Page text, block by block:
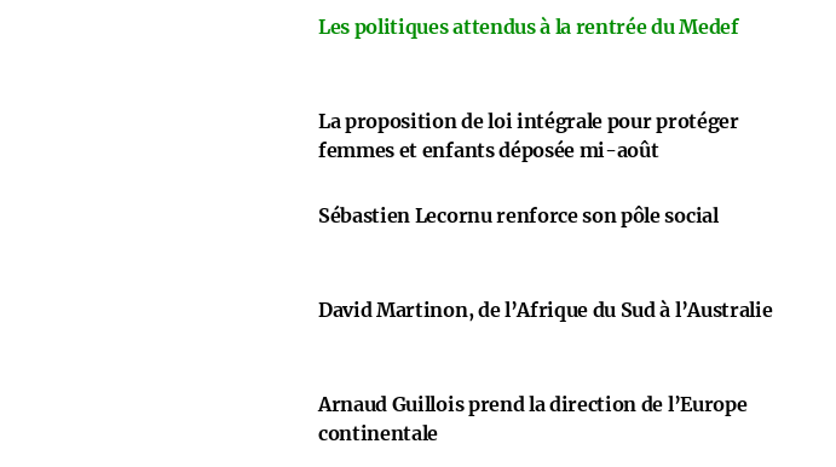
Les politiques attendus à la rentrée du Medef
La proposition de loi intégrale pour protéger
femmes et enfants déposée mi-août
Sébastien Lecornu renforce son pôle social
David Martinon, de l’Afrique du Sud à l’Australie
Arnaud Guillois prend la direction de l’Europe
continentale